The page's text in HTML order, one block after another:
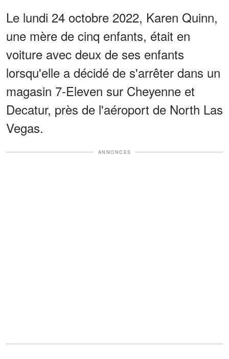
Le lundi 24 octobre 2022, Karen Quinn,
une mère de cinq enfants, était en
voiture avec deux de ses enfants
lorsqu'elle a décidé de s'arrêter dans un
magasin 7-Eleven sur Cheyenne et
Decatur, près de l'aéroport de North Las
Vegas.
ANNONCES